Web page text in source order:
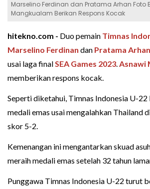
Marselino Ferdinan dan Pratama Arhan Foto
Mangkualam Berikan Respons Kocak
hitekno.com - Duo pemain Timnas
Marselino Ferdinan dan Pratama Arhan
usai laga finalSEA Games 2023.Asnawi
memberikan respons kocak.
Seperti diketahui, Timnas Indonesia U-22
medali emas usai mengalahkan Thailand
skor 5-2.
Kemenangan ini mengantarkan skuad
meraih medali emas setelah 32 tahun
Punggawa Timnas Indonesia U-22 turut